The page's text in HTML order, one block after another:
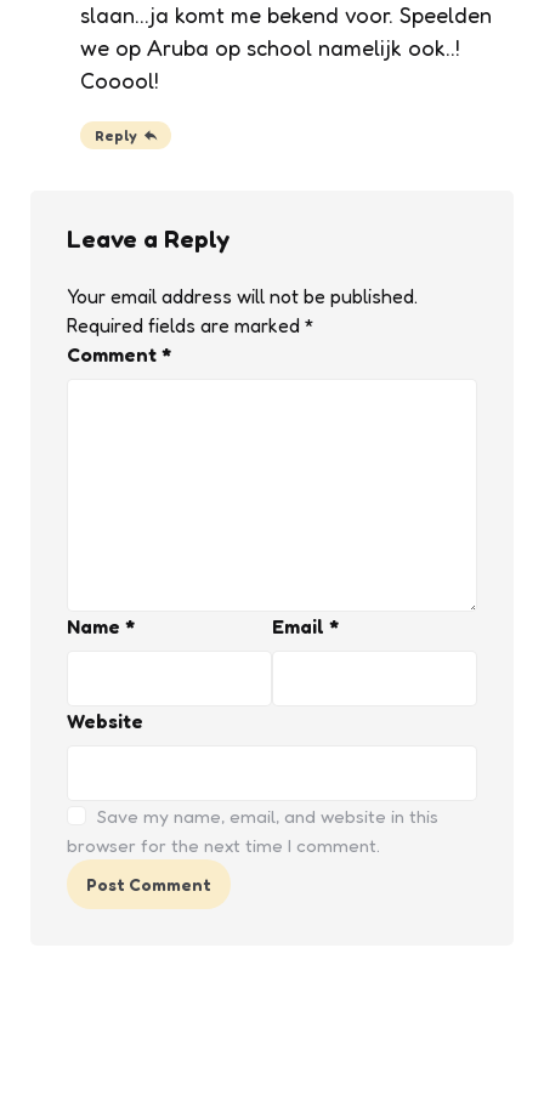
slaan…ja komt me bekend voor. Speelden
we op Aruba op school namelijk ook..!
Cooool!
Reply
Leave a Reply
Your email address will not be published.
Required fields are marked *
Comment *
Name * Email *
Website
Save my name, email, and website in this
browser for the next time I comment.